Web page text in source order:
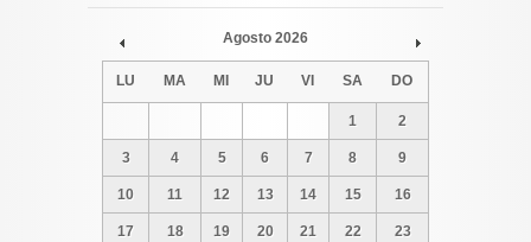
Agosto 2026
LU MA MI JU VI SA DO
1 2
3 4 5 6 7 8 9
10 11 12 13 14 15 16
17 18 19 20 21 22 23